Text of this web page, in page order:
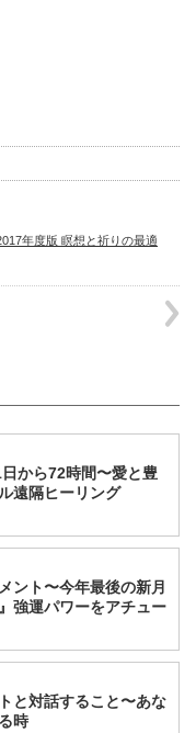
年度版 瞑想と祈りの最適
から72時間〜愛と豊
遠隔ヒーリング
ント〜今年最後の新月
強運パワーをアチュー
と対話すること〜あな
時